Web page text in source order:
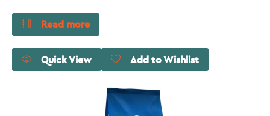
Read more
Quick View Add to Wishlist